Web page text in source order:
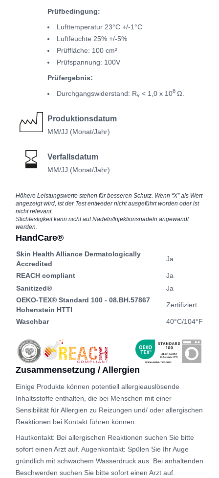
Prüfbedingung:
Lufttemperatur 23°C +/-1°C
Luftfeuchte 25% +/-5%
Prüffläche: 100 cm²
Prüfspannung: 100V
Prüfergebnis:
Durchgangswiderstand: Rv < 1,0 x 108 Ω.
Produktionsdatum
MM/JJ (Monat/Jahr)
Verfallsdatum
MM/JJ (Monat/Jahr)
Höhere Leistungswerte stehen für besseren Schutz. Wenn “X” als Wert
angezeigt wird, ist der Test entweder nicht ausgeführt worden oder ist
nicht relevant.
Stichfestigkeit kann nicht auf Nadeln/Injektionsnadeln angewandt
werden.
HandCare®
Skin Health Alliance Dermatologically
Accredited
Ja
REACH compliant
Ja
Sanitized®
Ja
OEKO-TEX® Standard 100 - 08.BH.57867
Hohenstein HTTI
Zertifiziert
Waschbar 40°C/104°F
Zusammensetzung / Allergien
Einige Produkte können potentiell allergieauslösende
Inhaltsstoffe enthalten, die bei Menschen mit einer
Sensibilität für Allergien zu Reizungen und/ oder allergischen
Reaktionen bei Kontakt führen können.
Hautkontakt: Bei allergischen Reaktionen suchen Sie bitte
sofort einen Arzt auf. Augenkontakt: Spülen Sie Ihr Auge
gründlich mit schwachem Wasserdruck aus. Bei anhaltenden
Beschwerden suchen Sie bitte sofort einen Arzt auf.